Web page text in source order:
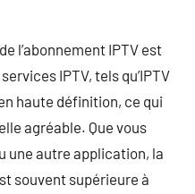
l’abonnement IPTV est
IPTV, tels qu’IPTV
haute définition, ce qui
agréable. Que vous
une autre application, la
souvent supérieure à